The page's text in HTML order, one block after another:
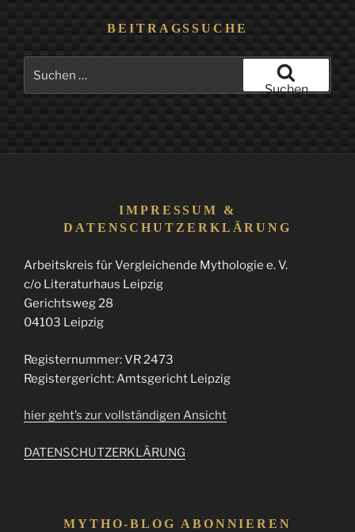
BEITRAGSSUCHE
nach:
Suchen
IMPRESSUM &
DATENSCHUTZERKLÄRUNG
Arbeitskreis für Vergleichende Mythologie e. V.
c/o Literaturhaus Leipzig
Gerichtsweg 28
04103 Leipzig
Registernummer: VR 2473
Registergericht: Amtsgericht Leipzig
hier geht’s zur vollständigen Ansicht
DATENSCHUTZERKLÄRUNG
MYTHO-BLOG ABONNIEREN